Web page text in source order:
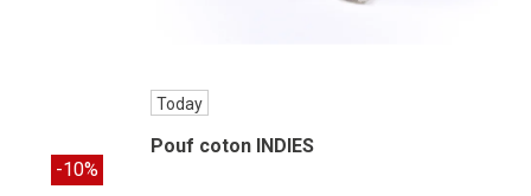
-10%
Today
Pouf coton INDIES